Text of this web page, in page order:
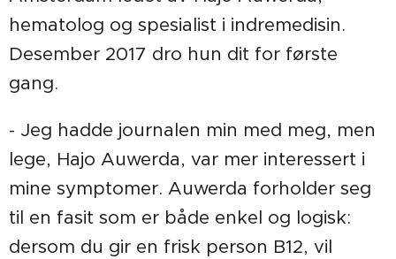
hematolog og spesialist i indremedisin.
Desember 2017 dro hun dit for første
gang.
- Jeg hadde journalen min med meg, men
lege, Hajo Auwerda, var mer interessert i
mine symptomer. Auwerda forholder seg
til en fasit som er både enkel og logisk:
dersom du gir en frisk person B12, vil